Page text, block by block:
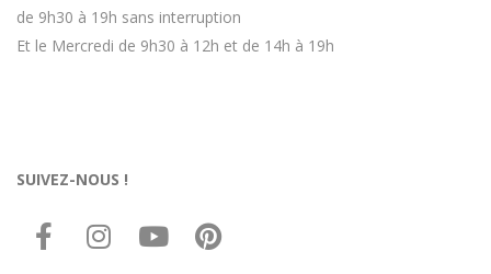
de 9h30 à 19h sans interruption
Et le Mercredi de 9h30 à 12h et de 14h à 19h
SUIVEZ-NOUS !